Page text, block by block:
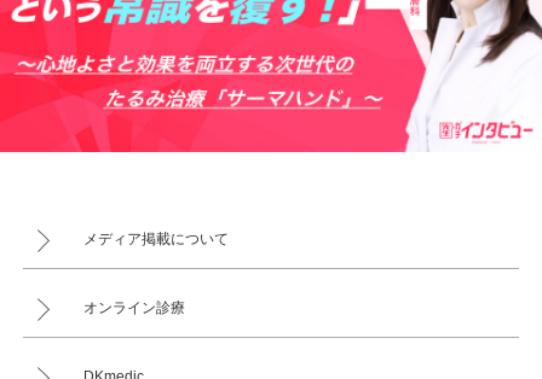
メディア掲載について
オンライン診療